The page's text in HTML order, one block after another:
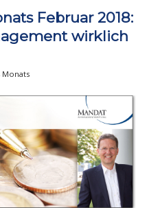
Februar 2018:
wirklich
Monats